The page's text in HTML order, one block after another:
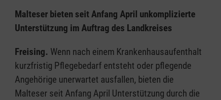
Malteser bieten seit Anfang April unkomplizierte
Unterstützung im Auftrag des Landkreises
Freising. Wenn nach einem Krankenhausaufenthalt
kurzfristig Pflegebedarf entsteht oder pflegende
Angehörige unerwartet ausfallen, bieten die
Malteser seit Anfang April Unterstützung durch die